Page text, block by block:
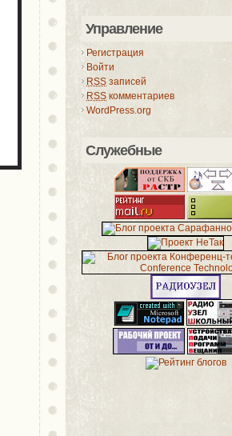
Управление
Регистрация
Войти
RSS записей
RSS комментариев
WordPress.org
Служебные